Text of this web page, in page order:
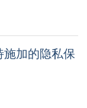
加的隐私保